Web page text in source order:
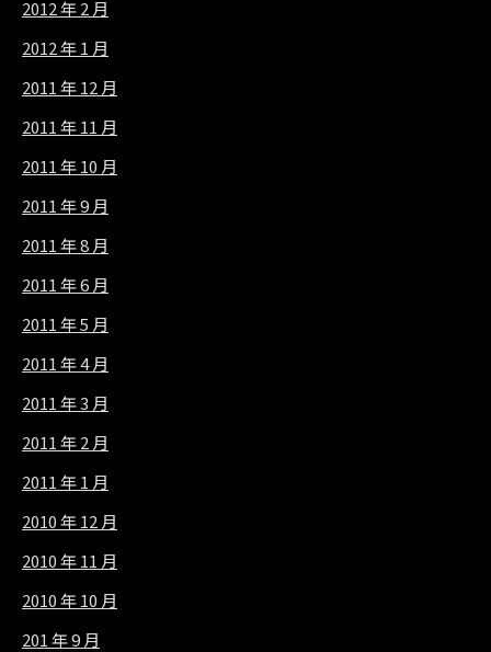
2012 年 2 月
2012 年 1 月
2011 年 12 月
2011 年 11 月
2011 年 10 月
2011 年 9 月
2011 年 8 月
2011 年 6 月
2011 年 5 月
2011 年 4 月
2011 年 3 月
2011 年 2 月
2011 年 1 月
2010 年 12 月
2010 年 11 月
2010 年 10 月
201 年 9 月